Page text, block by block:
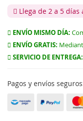
Llega de 2 a 5
ENVÍO MISMO DÍA:
ENVÍO GRATIS:
SERVICIO DE ENTREGA:
Pagos y envíos